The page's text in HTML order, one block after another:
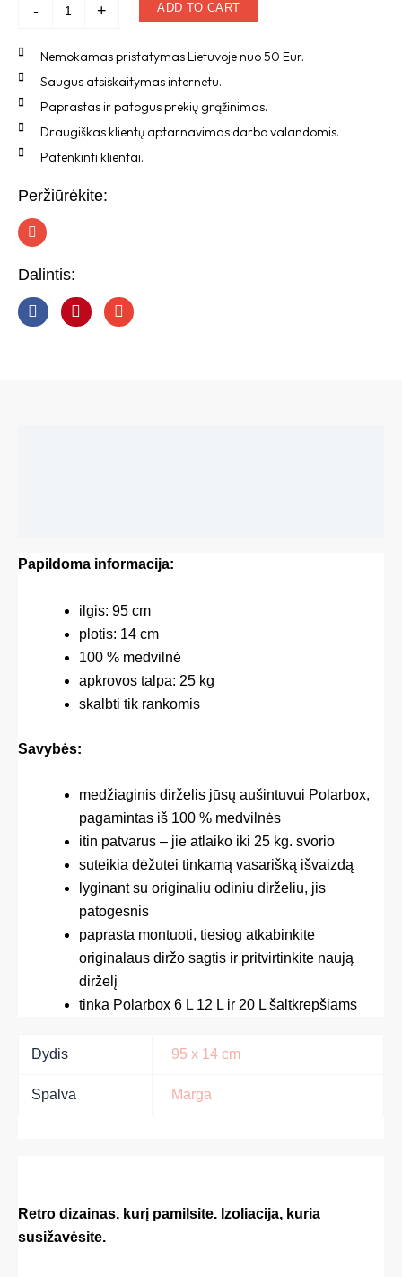
- + ADD TO CART
Nemokamas pristatymas Lietuvoje nuo 50 Eur.
Saugus atsiskaitymas internetu.
Paprastas ir patogus prekių grąžinimas.
Draugiškas klientų aptarnavimas darbo valandomis.
Patenkinti klientai.
Peržiūrėkite:
I
n
a
g
r
a
Dalintis:
Papildoma informacija:
ilgis: 95 cm
plotis: 14 cm
100 % medvilnė
apkrovos talpa: 25 kg
skalbti tik rankomis
Savybės:
medžiaginis dirželis jūsų aušintuvui Polarbox,
pagamintas iš 100 % medvilnės
itin patvarus – jie atlaiko iki 25 kg. svorio
suteikia dėžutei tinkamą vasarišką išvaizdą
lyginant su originaliu odiniu dirželiu, jis
patogesnis
paprasta montuoti, tiesiog atkabinkite
originalaus diržo sagtis ir pritvirtinkite naują
dirželį
tinka Polarbox 6 L 12 L ir 20 L šaltkrepšiams
Dydis 95 x 14 cm
Spalva Marga
Retro dizainas, kurį pamilsite. Izoliacija, kuria
susižavėsite.